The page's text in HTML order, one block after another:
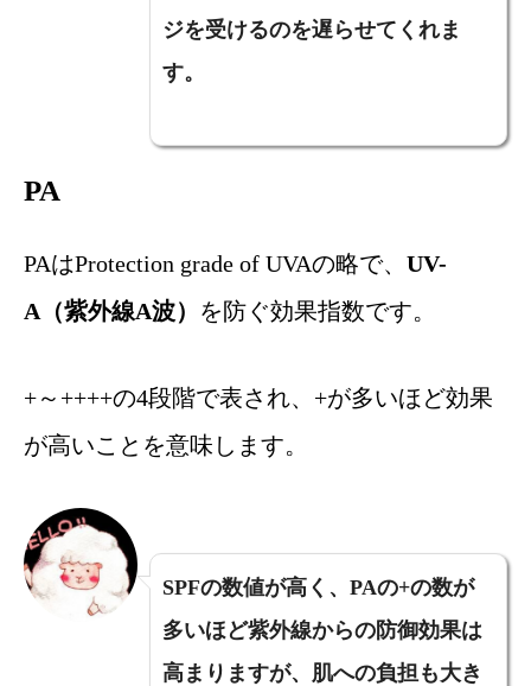
ジを受けるのを遅らせてくれま
す。
PA
PAはProtection grade of UVAの略で、 UV-
A（紫外線A波） を防ぐ効果指数です。
+～++++の4段階で表され、+が多いほど効果
が高いことを意味します。
SPFの数値が高く、PAの+の数が
多いほど紫外線からの防御効果は
高まりますが、肌への負担も大き